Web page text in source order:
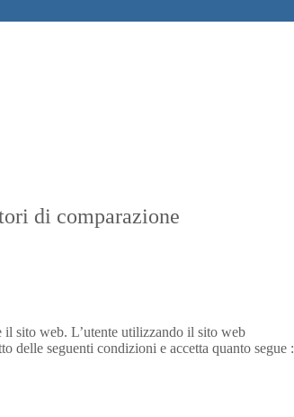
di comparazione
il sito web. L’utente utilizzando il sito web
seguenti condizioni e accetta quanto segue :